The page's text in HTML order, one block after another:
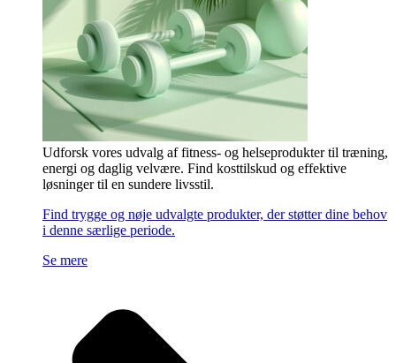
Udforsk vores udvalg af fitness- og helseprodukter til træning,
energi og daglig velvære. Find kosttilskud og effektive
løsninger til en sundere livsstil.
Find trygge og nøje udvalgte produkter, der støtter dine behov
i denne særlige periode.
Se mere